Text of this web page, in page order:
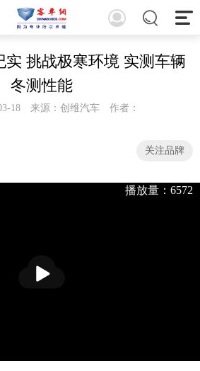
实 挑战极寒环境 实测车辆
冬测性能
18 来源：创维汽车 作者：
关注品牌
播放量：6572
放